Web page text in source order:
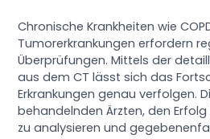
Chronische Krankheiten wie
Tumorerkrankungen erfordern
Überprüfungen. Mittels der
aus dem CT lässt sich das
Erkrankungen genau verfolgen.
behandelnden Ärzten, den
zu analysieren und